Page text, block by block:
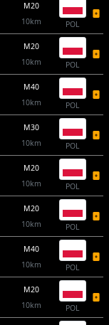
M20
10km
POL
M20
10km
POL
M40
10km
POL
M30
10km
POL
M20
10km
POL
M20
10km
POL
M40
10km
POL
M20
10km
POL